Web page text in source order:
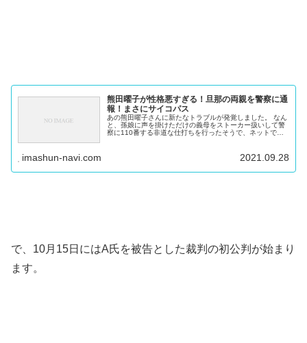
熊田曜子が性格悪すぎる！旦那の両親を警察に通
報！まさにサイコパス
あの熊田曜子さんに新たなトラブルが発覚しました。 なん
と、孫娘に声を掛けただけの義母をストーカー扱いして警
察に110番する非道な仕打ちを行ったそうで、ネットでは
imashun-navi.com 2021.09.28
で、10月15日にはA氏を被告とした裁判の初公判が始まり
ます。